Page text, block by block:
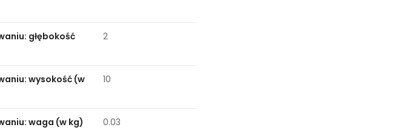
głębokość
2
wysokość (w
10
waga (w kg) 0.03